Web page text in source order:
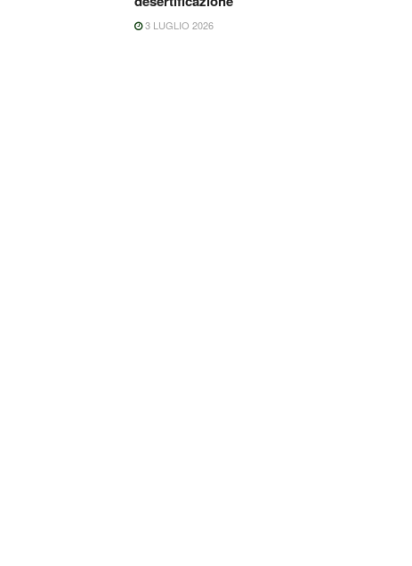
3 LUGLIO 2026